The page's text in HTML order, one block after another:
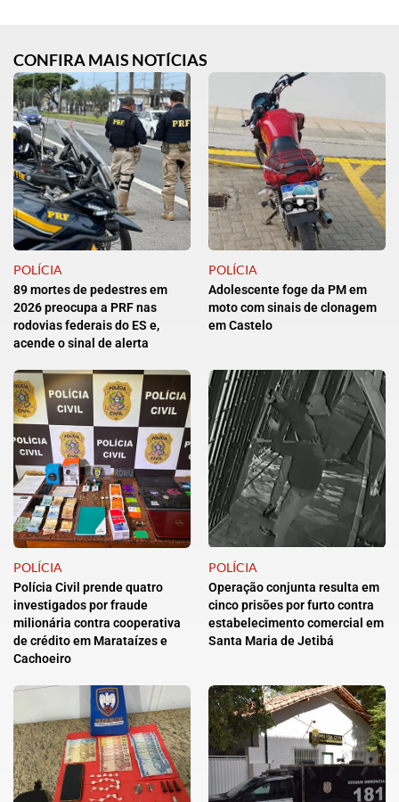
CONFIRA MAIS NOTÍCIAS
POLÍCIA
89 mortes de pedestres em
2026 preocupa a PRF nas
rodovias federais do ES e,
acende o sinal de alerta
POLÍCIA
Adolescente foge da PM em
moto com sinais de clonagem
em Castelo
POLÍCIA
Polícia Civil prende quatro
investigados por fraude
milionária contra cooperativa
de crédito em Marataízes e
Cachoeiro
POLÍCIA
Operação conjunta resulta em
cinco prisões por furto contra
estabelecimento comercial em
Santa Maria de Jetibá